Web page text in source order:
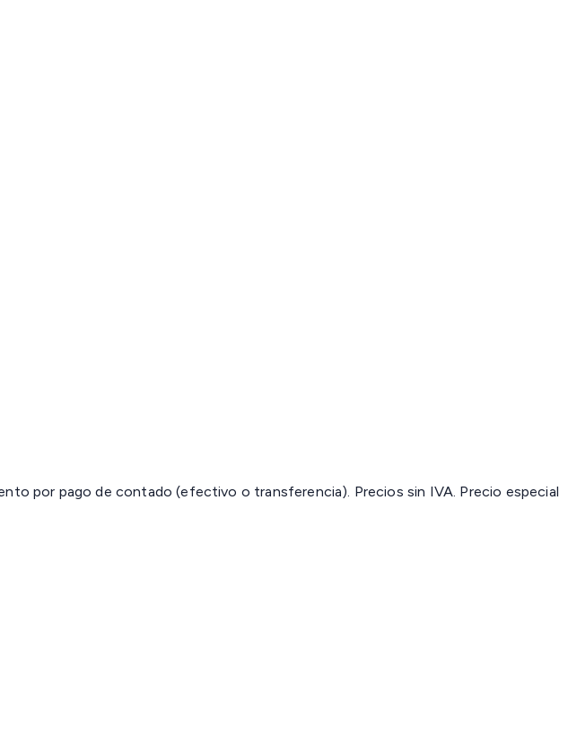
por pago de contado (efectivo o transferencia). Precios sin IVA. Precio especial